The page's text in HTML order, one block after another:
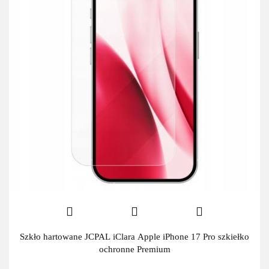
Szkło hartowane JCPAL iClara Apple iPhone 17 Pro szkiełko
ochronne Premium